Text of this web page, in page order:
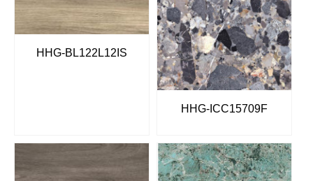
HHG-BL122L12IS
HHG-ICC15709F